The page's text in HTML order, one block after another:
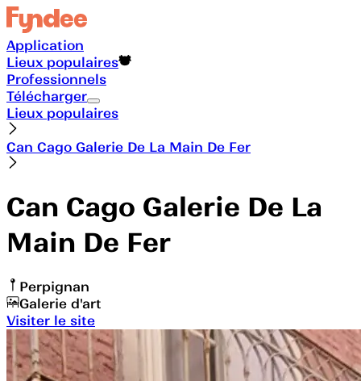
Application
Lieux populaires
Professionnels
Télécharger
Lieux populaires
Can Cago Galerie De La Main De Fer
Can Cago Galerie De La
Main De Fer
Perpignan
Galerie d'art
Visiter le site